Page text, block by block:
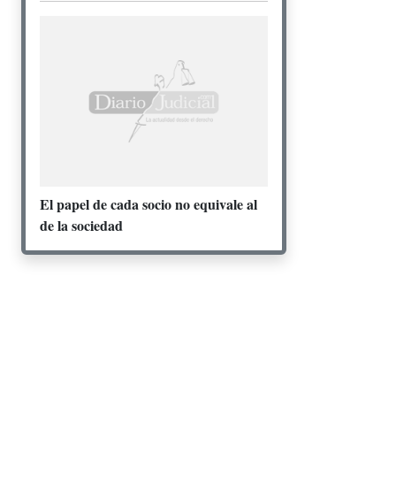
El papel de cada socio no equivale al
de la sociedad